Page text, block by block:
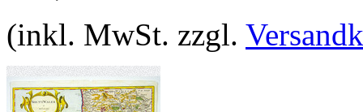
(inkl. MwSt. zzgl.